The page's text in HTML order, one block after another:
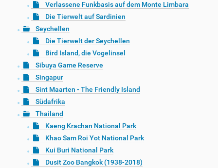
Verlassene Funkbasis auf dem Monte Limbara
Die Tierwelt auf Sardinien
Seychellen
Die Tierwelt der Seychellen
Bird Island, die Vogelinsel
Sibuya Game Reserve
Singapur
Sint Maarten - The Friendly Island
Südafrika
Thailand
Kaeng Krachan National Park
Khao Sam Roi Yot National Park
Kui Buri National Park
Dusit Zoo Bangkok (1938-2018)